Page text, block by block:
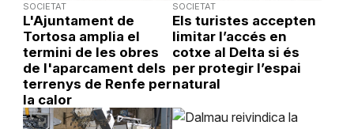
SOCIETAT
L'Ajuntament de
Tortosa amplia el
termini de les obres
de l'aparcament dels
terrenys de Renfe per
la calor
SOCIETAT
Els turistes accepten
limitar l’accés en
cotxe al Delta si és
per protegir l’espai
natural